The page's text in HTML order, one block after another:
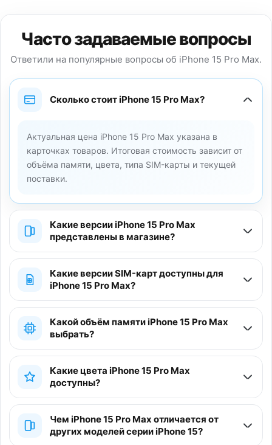
Часто задаваемые вопросы
Ответили на популярные вопросы об iPhone 15 Pro Max.
Сколько стоит iPhone 15 Pro Max?
Актуальная цена iPhone 15 Pro Max указана в
карточках товаров. Итоговая стоимость зависит от
объёма памяти, цвета, типа SIM-карты и текущей
поставки.
Какие версии iPhone 15 Pro Max
представлены в магазине?
Какие версии SIM-карт доступны для
iPhone 15 Pro Max?
Какой объём памяти iPhone 15 Pro Max
выбрать?
Какие цвета iPhone 15 Pro Max
доступны?
Чем iPhone 15 Pro Max отличается от
других моделей серии iPhone 15?